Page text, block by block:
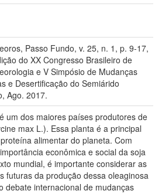
Passo Fundo, v. 25, n. 1, p. 9-17,
do XX Congresso Brasileiro de
e V Simpósio de Mudanças
e Desertificação do Semiárido
Ago. 2017.
um dos maiores países produtores de
max L.). Essa planta é a principal
alimentar do planeta. Com
econômica e social da soja
mundial, é importante considerar as
futuras da produção dessa oleaginosa
debate internacional de mudanças